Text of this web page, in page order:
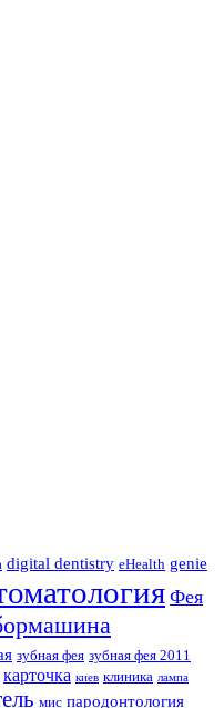
digital dentistry eHealth genie
Фея
зубная фея зубная фея 2011
карточка киев клиника лампа
мис пародонтология